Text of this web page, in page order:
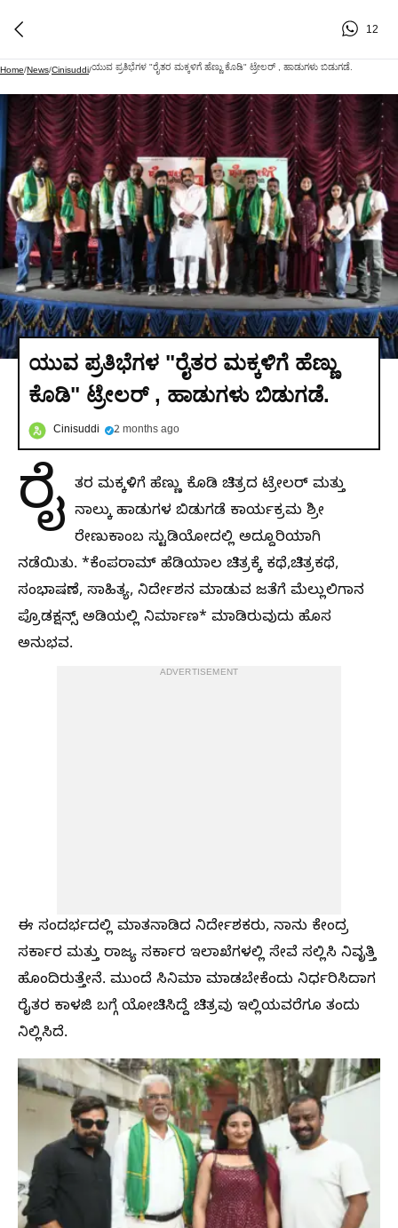
12
Home/News/Cinisuddi/ಯುವ ಪ್ರತಿಭೆಗಳ "ರೈತರ ಮಕ್ಕಳಿಗೆ ಹೆಣ್ಣು ಕೊಡಿ" ಟ್ರೇಲರ್ , ಹಾಡುಗಳು ಬಿಡುಗಡೆ.
ಯುವ ಪ್ರತಿಭೆಗಳ "ರೈತರ ಮಕ್ಕಳಿಗೆ ಹೆಣ್ಣು
ಕೊಡಿ" ಟ್ರೇಲರ್ , ಹಾಡುಗಳು ಬಿಡುಗಡೆ.
Cinisuddi 2 months ago
ರೈ ತರ ಮಕ್ಕಳಿಗೆ ಹೆಣ್ಣು ಕೊಡಿ ಚಿತ್ರದ ಟ್ರೇಲರ್ ಮತ್ತು
ನಾಲ್ಕು ಹಾಡುಗಳ ಬಿಡುಗಡೆ ಕಾರ್ಯಕ್ರಮ ಶ್ರೀ
ರೇಣುಕಾಂಬ ಸ್ಟುಡಿಯೋದಲ್ಲಿ ಅದ್ದೂರಿಯಾಗಿ
ನಡೆಯಿತು. *ಕೆಂಪರಾಮ್ ಹೆಡಿಯಾಲ ಚಿತ್ರಕ್ಕೆ ಕಥೆ,ಚಿತ್ರಕಥೆ,
ಸಂಭಾಷಣೆ, ಸಾಹಿತ್ಯ, ನಿರ್ದೇಶನ ಮಾಡುವ ಜತೆಗೆ ಮೆಲ್ಲುಲಿಗಾನ
ಪ್ರೊಡಕ್ಷನ್ಸ್ ಅಡಿಯಲ್ಲಿ ನಿರ್ಮಾಣ* ಮಾಡಿರುವುದು ಹೊಸ
ಅನುಭವ.
ADVERTISEMENT
ಈ ಸಂದರ್ಭದಲ್ಲಿ ಮಾತನಾಡಿದ ನಿರ್ದೇಶಕರು, ನಾನು ಕೇಂದ್ರ
ಸರ್ಕಾರ ಮತ್ತು ರಾಜ್ಯ ಸರ್ಕಾರ ಇಲಾಖೆಗಳಲ್ಲಿ ಸೇವೆ ಸಲ್ಲಿಸಿ ನಿವೃತ್ತಿ
ಹೊಂದಿರುತ್ತೇನೆ. ಮುಂದೆ ಸಿನಿಮಾ ಮಾಡಬೇಕೆಂದು ನಿರ್ಧರಿಸಿದಾಗ
ರೈತರ ಕಾಳಜಿ ಬಗ್ಗೆ ಯೋಚಿಸಿದ್ದೆ ಚಿತ್ರವು ಇಲ್ಲಿಯವರೆಗೂ ತಂದು
ನಿಲ್ಲಿಸಿದೆ.